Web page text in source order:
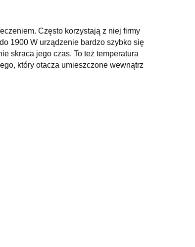
Często korzystają z niej firmy
1900 W urządzenie bardzo szybko się
skraca jego czas. To też temperatura
który otacza umieszczone wewnątrz